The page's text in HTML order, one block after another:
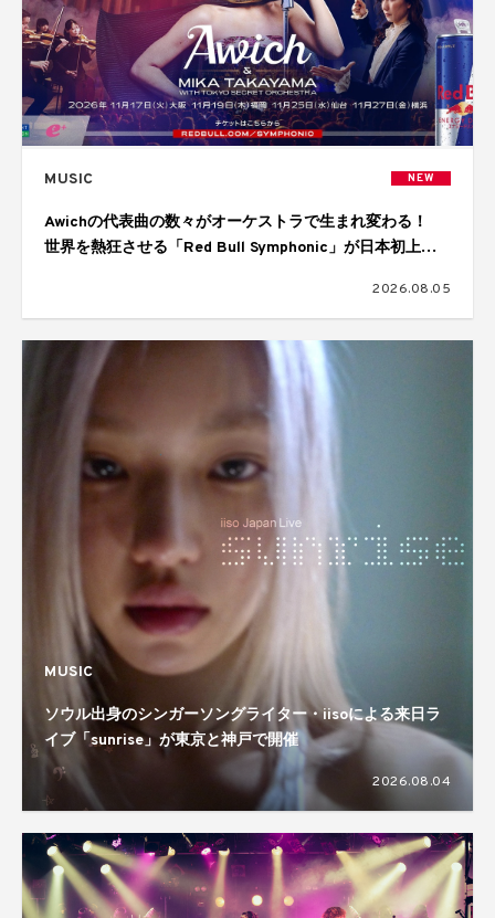
MUSIC NEW
Awichの代表曲の数々がオーケストラで生まれ変わる！
世界を熱狂させる「Red Bull Symphonic」が日本初上
2026.08.05
MUSIC
ソウル出身のシンガーソングライター・iisoによる来日ラ
イブ「sunrise」が東京と神戸で開催
2026.08.04